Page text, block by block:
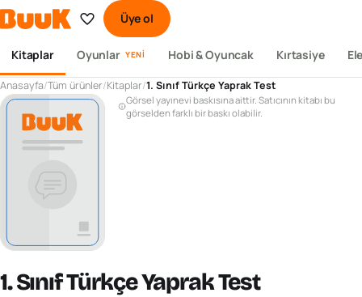
Üye ol
Kitaplar Oyunlar YENI Hobi & Oyuncak Kırtasiye
Anasayfa/Tüm ürünler/Kitaplar/1. Sınıf Türkçe Yaprak Test
Görsel yayınevi baskısına aittir. Satıcının kitabı bu
görselden farklı bir baskı olabilir.
1. Sınıf Türkçe Yaprak Test